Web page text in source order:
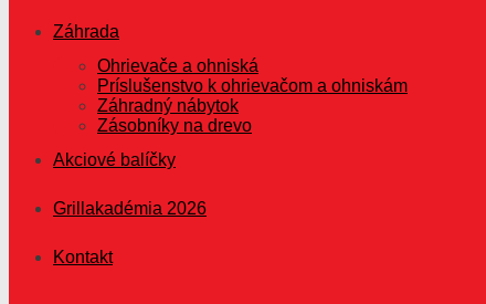
Záhrada
Ohrievače a ohniská
Príslušenstvo k ohrievačom a ohniskám
Záhradný nábytok
Zásobníky na drevo
Akciové balíčky
Grillakadémia 2026
Kontakt